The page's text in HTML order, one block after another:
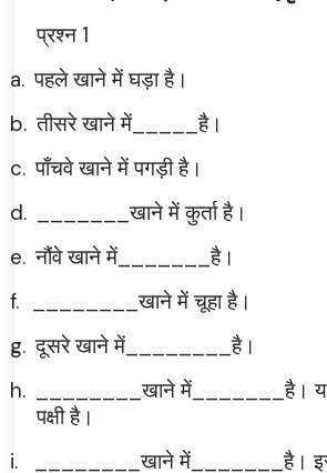
प्रश्न 1
a. पहले खाने में घड़ा है।
b. तीसरे खाने में_____है।
c. पाँचवे खाने में पगड़ी है।
d. _______खाने में कुर्ता है।
e. नौंवे खाने में_______है।
f. ________खाने में चूहा है।
g. दूसरे खाने में________है।
h. ________खाने में_______है। यह
पक्षी है।
i.
________खाने में_______है।